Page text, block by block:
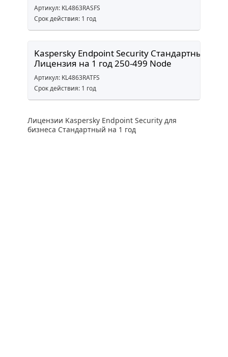
Артикул: KL4863RASFS
Срок действия: 1 год
Kaspersky Endpoint Security Стандартный
Лицензия на 1 год 250-499 Node
Артикул: KL4863RATFS
Срок действия: 1 год
Лицензии Kaspersky Endpoint Security для
бизнеса Стандартный на 1 год